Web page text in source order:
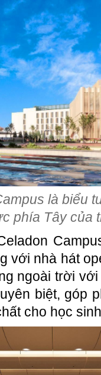
là biểu
phía Tây của
với nhà hát
ngoài trời
biệt, góp
cho học